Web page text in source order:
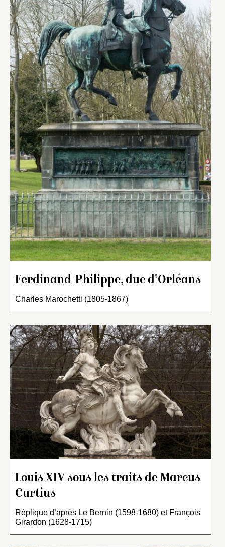
Ferdinand-Philippe, duc d’Orléans
Charles Marochetti (1805-1867)
Louis XIV sous les traits de Marcus
Curtius
Réplique d’après Le Bernin (1598-1680) et François
Girardon (1628-1715)